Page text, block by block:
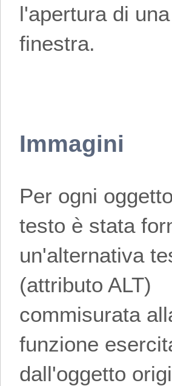
l'apertura di
finestra.
Immagini
Per ogni
testo è stata
un'alternativa
(attributo ALT)
commisurata
funzione
dall'oggetto